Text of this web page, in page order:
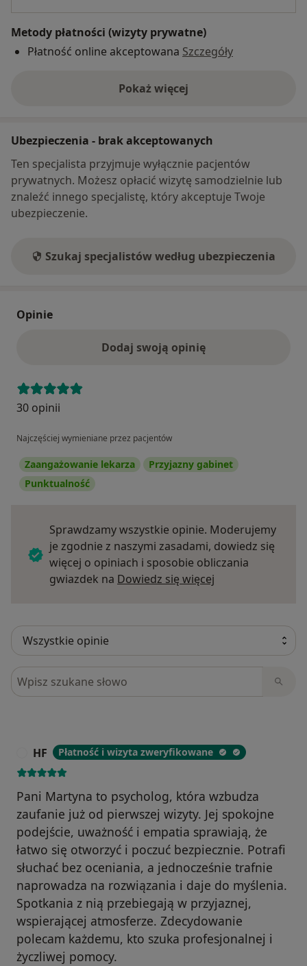
Metody płatności (wizyty prywatne)
Płatność online akceptowana Szczegóły
Pokaż więcej
o adresie
Ubezpieczenia - brak akceptowanych
Ten specjalista przyjmuje wyłącznie pacjentów
prywatnych. Możesz opłacić wizytę samodzielnie lub
znaleźć innego specjalistę, który akceptuje Twoje
ubezpieczenie.
Szukaj specjalistów według ubezpieczenia
Opinie
Dodaj swoją opinię
30 opinii
Najczęściej wymieniane przez pacjentów
Zaangażowanie lekarza
Przyjazny gabinet
Punktualność
Sprawdzamy wszystkie opinie. Moderujemy
je zgodnie z naszymi zasadami, dowiedz się
więcej o opiniach i sposobie obliczania
gwiazdek na Dowiedz się więcej
Szukaj w opiniach
HF Płatność i wizyta zweryfikowane
Pani Martyna to psycholog, która wzbudza
zaufanie już od pierwszej wizyty. Jej spokojne
podejście, uważność i empatia sprawiają, że
łatwo się otworzyć i poczuć bezpiecznie. Potrafi
słuchać bez oceniania, a jednocześnie trafnie
naprowadza na rozwiązania i daje do myślenia.
Spotkania z nią przebiegają w przyjaznej,
wspierającej atmosferze. Zdecydowanie
polecam każdemu, kto szuka profesjonalnej i
życzliwej pomocy.